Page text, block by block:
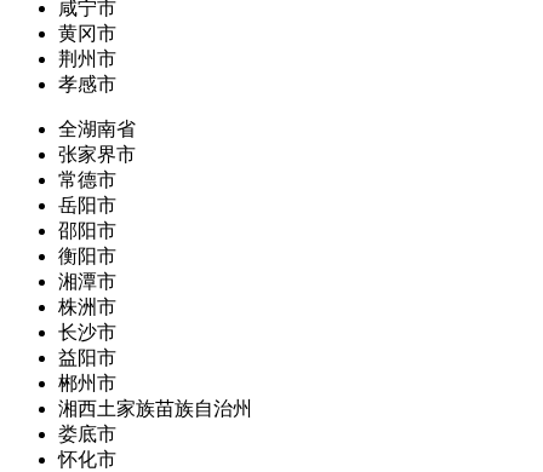
咸宁市
黄冈市
荆州市
孝感市
全湖南省
张家界市
常德市
岳阳市
邵阳市
衡阳市
湘潭市
株洲市
长沙市
益阳市
郴州市
湘西土家族苗族自治州
娄底市
怀化市